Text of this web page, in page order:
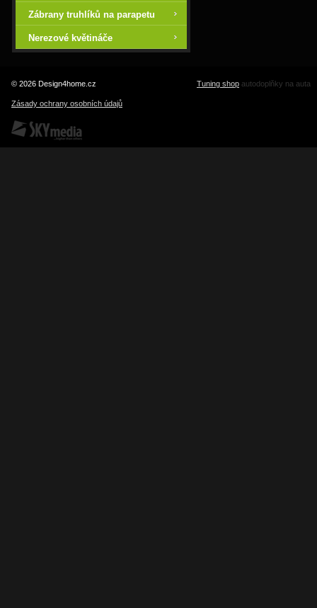
Zábrany truhlíků na parapetu
Nerezové květináče
Tuning shop autodoplňky na auta
© 2026 Design4home.cz
Zásady ochrany osobních údajů
SKY Media